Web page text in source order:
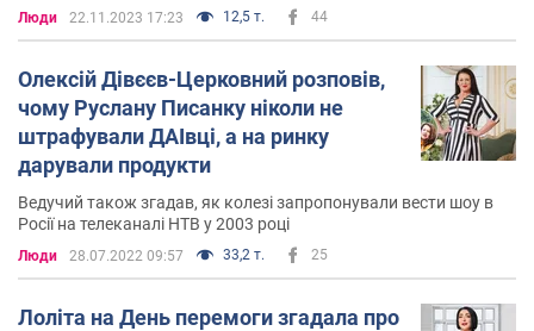
було нікуди".
В подальшому Дівєєв-Церковний жодним чином не
згадував у своїх соцмережах про війну в Україні, хоча й
часом публікував фото з іноземцями, які
підтримували українців.
Він такожнеодноразово відзначався тугою за СРСР,
стверджуючи, що там усі жили дружньо і не було
жодних заборон.
Люди 22.11.2023 17:23 12,5 т. 44
Олексій Дівєєв-Церковний розповів,
чому Руслану Писанку ніколи не
штрафували ДАІвці, а на ринку
дарували продукти
Ведучий також згадав, як колезі запропонували вести шоу в
Росії на телеканалі НТВ у 2003 році
Люди 28.07.2022 09:57 33,2 т. 25
Лоліта на День перемоги згадала про